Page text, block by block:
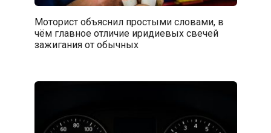
Моторист объяснил простыми словами, в
чём главное отличие иридиевых свечей
зажигания от обычных